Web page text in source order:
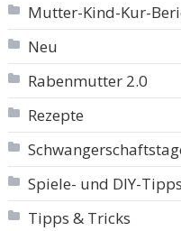
Mutter-Kind-Kur-
Neu
Rabenmutter 2.0
Rezepte
Spiele- und DIY-Tipps
Tipps & Tricks